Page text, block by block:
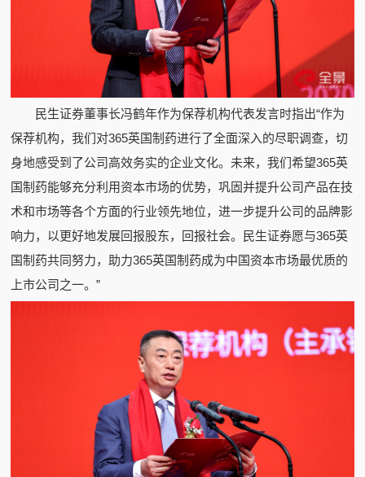
民生证券董事长冯鹤年作为保荐机构代表发言时指出“作为
保荐机构，我们对365英国制药进行了全面深入的尽职调查，切
身地感受到了公司高效务实的企业文化。未来，我们希望365英
国制药能够充分利用资本市场的优势，巩固并提升公司产品在技
术和市场等各个方面的行业领先地位，进一步提升公司的品牌影
响力，以更好地发展回报股东，回报社会。民生证券愿与365英
国制药共同努力，助力365英国制药成为中国资本市场最优质的
上市公司之一。”